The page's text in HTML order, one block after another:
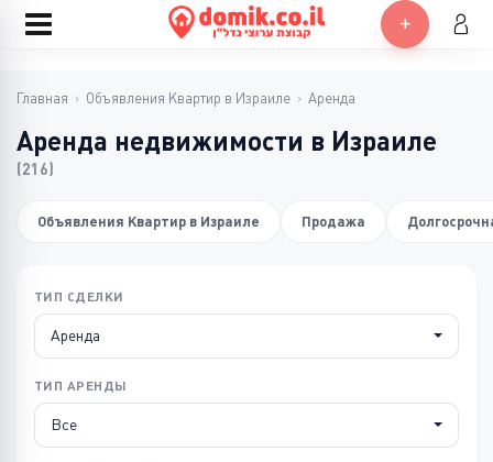
Главная › Объявления Квартир в Израиле › Аренда
Аренда недвижимости в Израиле
(216)
Объявления Квартир в Израиле Продажа
ТИП СДЕЛКИ
Аренда
ТИП АРЕНДЫ
Все